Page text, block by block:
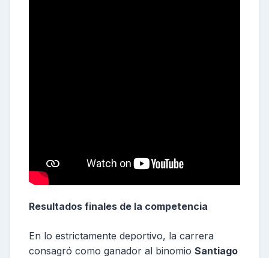
Resultados finales de la competencia
En lo estrictamente deportivo, la carrera
consagró como ganador al binomio Santiago